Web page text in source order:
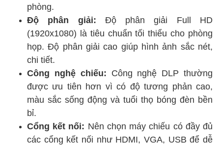
phòng.
Độ phân giải: Độ phân giải Full HD
(1920x1080) là tiêu chuẩn tối thiểu cho phòng
họp. Độ phân giải cao giúp hình ảnh sắc nét,
chi tiết.
Công nghệ chiếu: Công nghệ DLP thường
được ưu tiên hơn vì có độ tương phản cao,
màu sắc sống động và tuổi thọ bóng đèn bền
bỉ.
Cổng kết nối: Nên chọn máy chiếu có đầy đủ
các cổng kết nối như HDMI, VGA, USB để dễ